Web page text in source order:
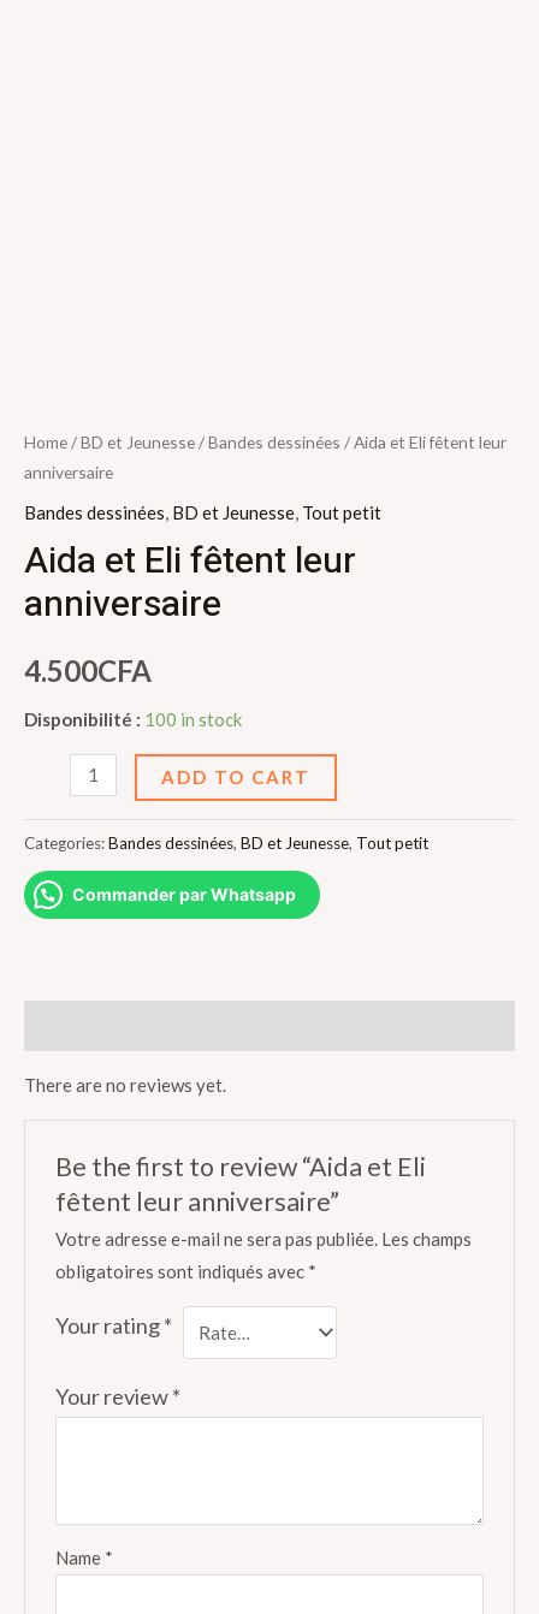
Home/BD et Jeunesse/Bandes dessinées / Aida et Eli fêtent leur
anniversaire
Bandes dessinées, BD et Jeunesse, Tout petit
Aida et Eli fêtent leur
anniversaire
4.500CFA
Disponibilité : 100 in stock
Eli
fêtent
leur
ADD TO CART
Categories:Bandes dessinées, BD et Jeunesse, Tout petit
Commander par Whatsapp
There are no reviews yet.
Be the first to review “Aida et Eli
fêtent leur anniversaire”
Votre adresse e-mail ne sera pas publiée. Les champs
obligatoires sont indiqués avec *
Your rating*
Your review*
Name *